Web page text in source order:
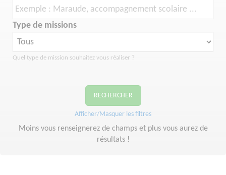
Type de missions
Quel type de mission souhaitez vous réaliser ?
RECHERCHER
Afficher/Masquer les filtres
Moins vous renseignerez de champs et plus vous aurez de
résultats !